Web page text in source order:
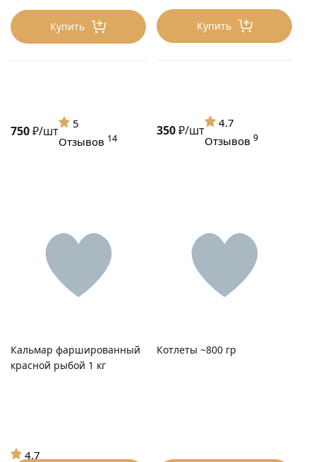
Купить
750₽/шт
5
Отзывов 14
Купить
350₽/шт
4.7
Отзывов9
Кальмар фаршированный
красной рыбой 1 кг
4.7
Котлеты ~800 гр